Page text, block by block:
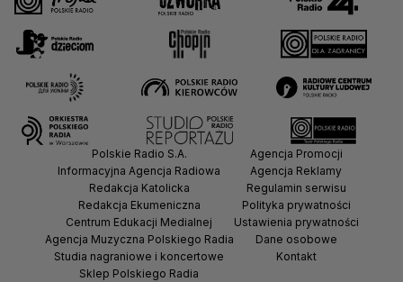
Polskie Radio S.A.
Informacyjna Agencja Radiowa
Redakcja Katolicka
Redakcja Ekumeniczna
Centrum Edukacji Medialnej
Agencja Muzyczna Polskiego Radia
Studia nagraniowe i koncertowe
Sklep Polskiego Radia
Agencja Promocji
Agencja Reklamy
Regulamin serwisu
Polityka prywatności
Ustawienia prywatności
Dane osobowe
Kontakt